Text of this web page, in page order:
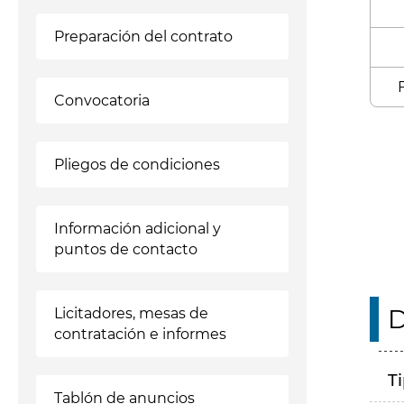
Preparación del contrato
Convocatoria
Pliegos de condiciones
Información adicional y
puntos de contacto
Licitadores, mesas de
contratación e informes
Tablón de anuncios